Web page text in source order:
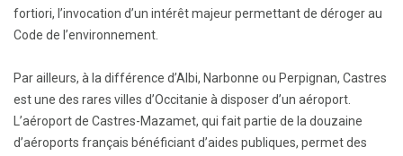
fortiori, l’invocation d’un intérêt majeur permettant de déroger au
Code de l’environnement.
Par ailleurs, à la différence d’Albi, Narbonne ou Perpignan, Castres
est une des rares villes d’Occitanie à disposer d’un aéroport.
L’aéroport de Castres-Mazamet, qui fait partie de la douzaine
d’aéroports français bénéficiant d’aides publiques, permet des